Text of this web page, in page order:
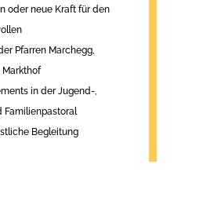
oder neue Kraft für den
Pfarren Marchegg,
Markthof
in der Jugend-,
Familienpastoral
Begleitung